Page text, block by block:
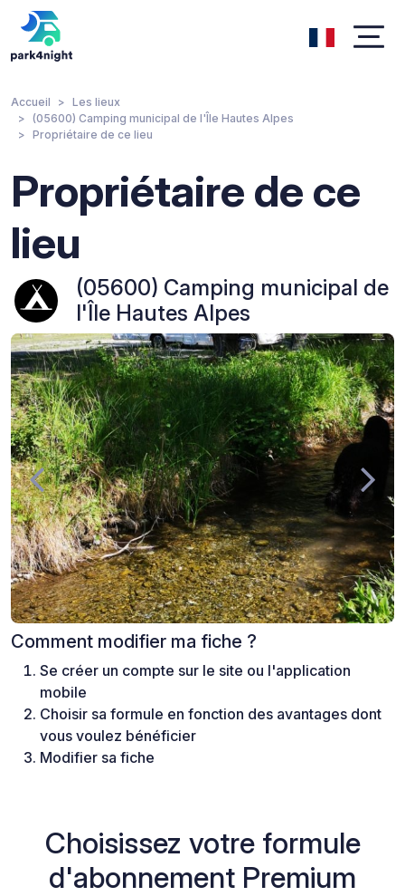
Accueil
Les lieux
(05600) Camping municipal de l'Île Hautes Alpes
Propriétaire de ce lieu
Propriétaire de ce
lieu
(05600) Camping municipal de
l'Île Hautes Alpes
Comment modifier ma fiche ?
Se créer un compte sur le site ou l'application
mobile
Choisir sa formule en fonction des avantages dont
vous voulez bénéficier
Modifier sa fiche
Choisissez votre formule
d'abonnement Premium